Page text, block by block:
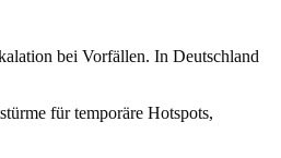
bei Vorfällen. In Deutschland
für temporäre Hotspots,